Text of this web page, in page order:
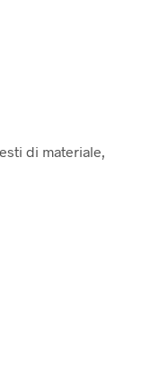
di materiale,